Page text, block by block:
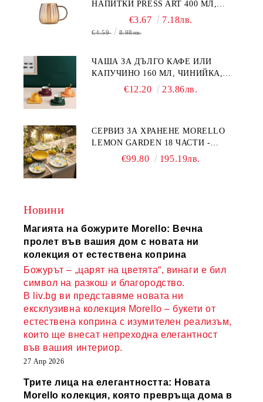
НАПИТКИ PRESS ART 400 МЛ,
БОРОСИЛИКАТНО СТЪКЛО
€3.67 7.18лв.
€4.59 8.98лв.
ЧАША ЗА ДЪЛГО КАФЕ ИЛИ
КАПУЧИНО 160 МЛ, ЧИНИЙКА,
ЛЪЖИЧКА GREEN, ORANGE LOVE
€12.20 23.86лв.
СЕРВИЗ ЗА ХРАНЕНЕ MORELLO
LEMON GARDEN 18 ЧАСТИ -
ПОРЦЕЛАН€99.80 195.19лв.
Новини
Магията на божурите Morello: Вечна
пролет във вашия дом с новата ни
колекция от естествена коприна
Божурът – „царят на цветята“, винаги е бил
символ на разкош и благородство.
В liv.bg ви представяме новата ни
ексклузивна колекция Morello – букети от
естествена коприна с изумителен реализъм,
които ще внесат непреходна елегантност
във вашия интериор.
27 Апр 2026
Трите лица на елегантността: Новата
Morello колекция, която превръща дома в